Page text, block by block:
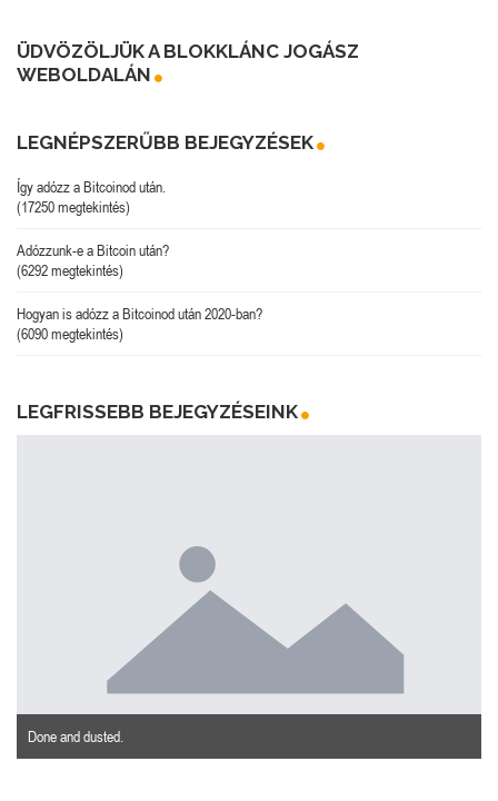
ÜDVÖZÖLJÜK A BLOKKLÁNC JOGÁSZ
WEBOLDALÁN
LEGNÉPSZERŰBB BEJEGYZÉSEK
Így adózz a Bitcoinod után.
(17250 megtekintés)
Adózzunk-e a Bitcoin után?
(6292 megtekintés)
Hogyan is adózz a Bitcoinod után 2020-ban?
(6090 megtekintés)
LEGFRISSEBB BEJEGYZÉSEINK
Done and dusted.